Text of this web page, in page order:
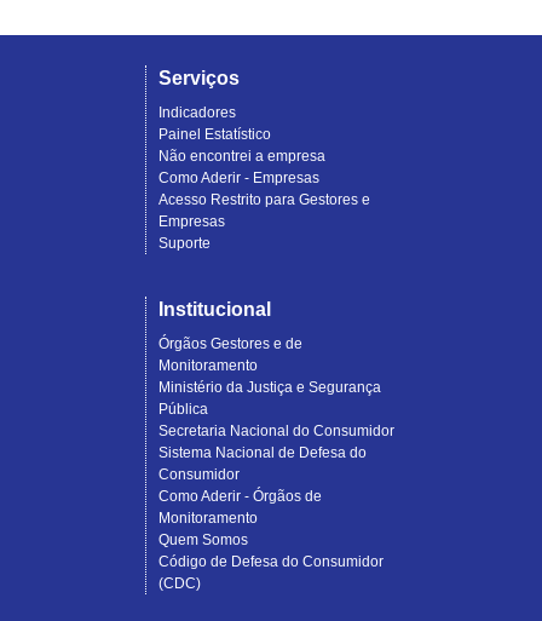
Serviços
Indicadores
Painel Estatístico
Não encontrei a empresa
Como Aderir - Empresas
Acesso Restrito para Gestores e
Empresas
Suporte
Institucional
Órgãos Gestores e de
Monitoramento
Ministério da Justiça e Segurança
Pública
Secretaria Nacional do Consumidor
Sistema Nacional de Defesa do
Consumidor
Como Aderir - Órgãos de
Monitoramento
Quem Somos
Código de Defesa do Consumidor
(CDC)